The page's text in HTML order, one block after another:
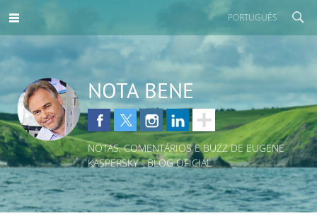
PORTUGUÊS
NOTA BENE
NOTAS, COMENTÁRIOS E BUZZ DE EUGENE
KASPERSKY - BLOG OFICIAL